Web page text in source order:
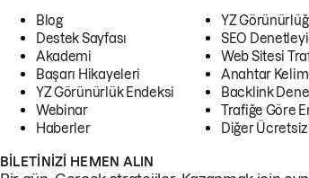
Blog
Destek Sayfası
Akademi
Başarı Hikayeleri
YZ Görünürlük Endeksi
Webinar
Haberler
YZ
SEO
Web Sitesi
Anahtar
Backlink
Trafiğe Göre
Diğer
BILETINIZI HEMEN ALIN